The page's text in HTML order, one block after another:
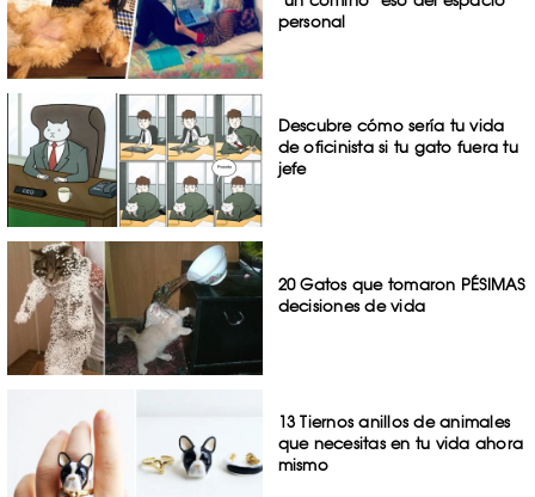
personal
Descubre cómo sería tu vida
de oficinista si tu gato fuera tu
jefe
20 Gatos que tomaron PÉSIMAS
decisiones de vida
13 Tiernos anillos de animales
que necesitas en tu vida ahora
mismo